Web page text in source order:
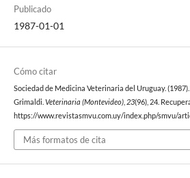
Publicado
1987-01-01
Cómo citar
Sociedad de Medicina Veterinaria del Uruguay.
Grimaldi. Veterinaria (Montevideo), 23(96), 24.
https://www.revistasmvu.com.uy/index.php/smvu/
Más formatos de cita